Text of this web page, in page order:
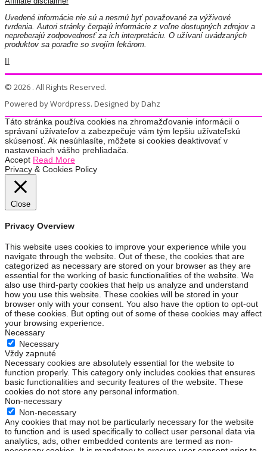
Uvedené informácie nie sú a nesmú byť považované za výživové
tvrdenia. Autori stránky čerpajú informácie z voľne dostupných zdrojov a
nepreberajú zodpovednosť za ich interpretáciu. O užívaní uvádzaných
produktov sa poraďte so svojím lekárom.
© 2026 . All Rights Reserved.
Powered by Wordpress. Designed by Dahz
Táto stránka používa cookies na zhromažďovanie informácií o
správaní užívateľov a zabezpečuje vám tým lepšiu užívateľskú
skúsenosť. Ak nesúhlasíte, môžete si cookies deaktivovať v
nastaveniach vášho prehliadača.
Accept Read More
Privacy & Cookies Policy
Close
Privacy Overview
This website uses cookies to improve your experience while you
navigate through the website. Out of these, the cookies that are
categorized as necessary are stored on your browser as they are
essential for the working of basic functionalities of the website. We
also use third-party cookies that help us analyze and understand
how you use this website. These cookies will be stored in your
browser only with your consent. You also have the option to opt-out
of these cookies. But opting out of some of these cookies may affect
your browsing experience.
Necessary
Necessary
Vždy zapnuté
Necessary cookies are absolutely essential for the website to
function properly. This category only includes cookies that ensures
basic functionalities and security features of the website. These
cookies do not store any personal information.
Non-necessary
Non-necessary
Any cookies that may not be particularly necessary for the website
to function and is used specifically to collect user personal data via
analytics, ads, other embedded contents are termed as non-